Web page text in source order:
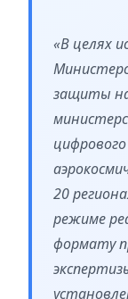
«В целях
защиты
20
режиме
формату